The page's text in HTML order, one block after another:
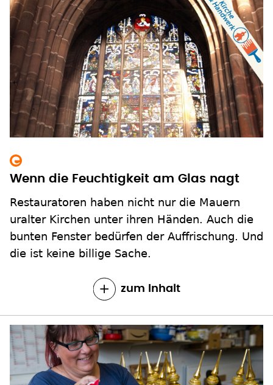
Wenn die Feuchtigkeit am Glas nagt
Restauratoren haben nicht nur die Mauern
uralter Kirchen unter ihren Händen. Auch die
bunten Fenster bedürfen der Auffrischung. Und
die ist keine billige Sache.
zum Inhalt